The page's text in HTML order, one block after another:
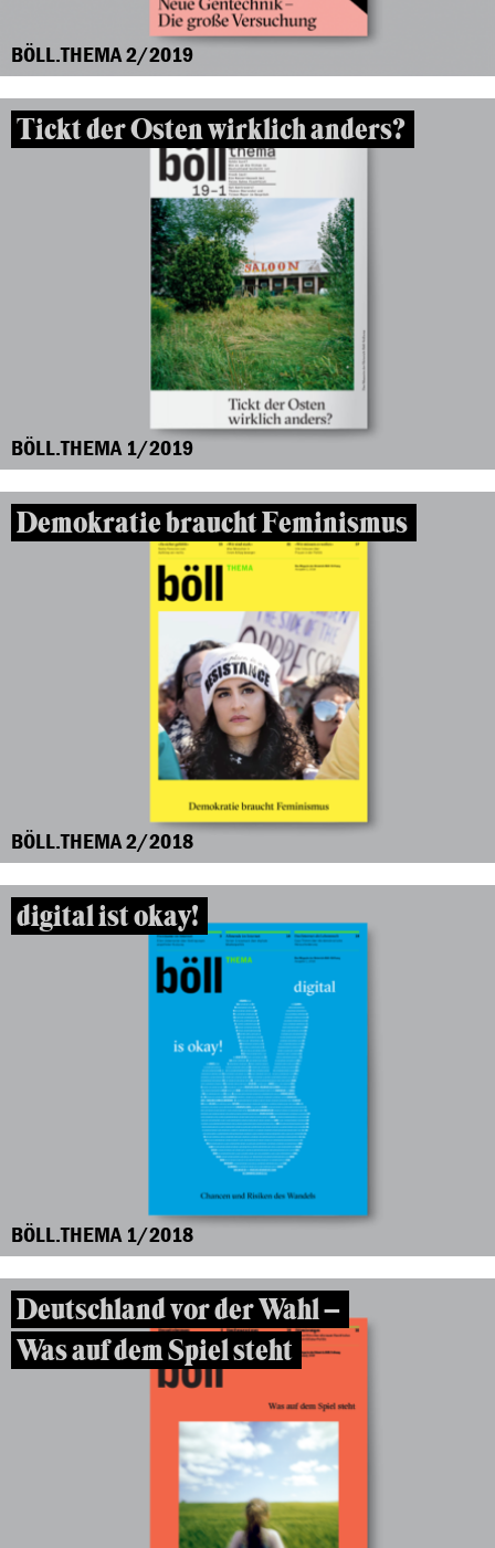
BÖLL.THEMA 2/2019
Tickt der Osten wirklich anders?
BÖLL.THEMA 1/2019
Demokratie braucht Feminismus
BÖLL.THEMA 2/2018
digital ist okay!
BÖLL.THEMA 1/2018
Deutschland vor der Wahl –
Was auf dem Spiel steht